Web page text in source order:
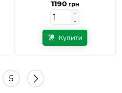
1190грн
+
-
+
-
Купити
5